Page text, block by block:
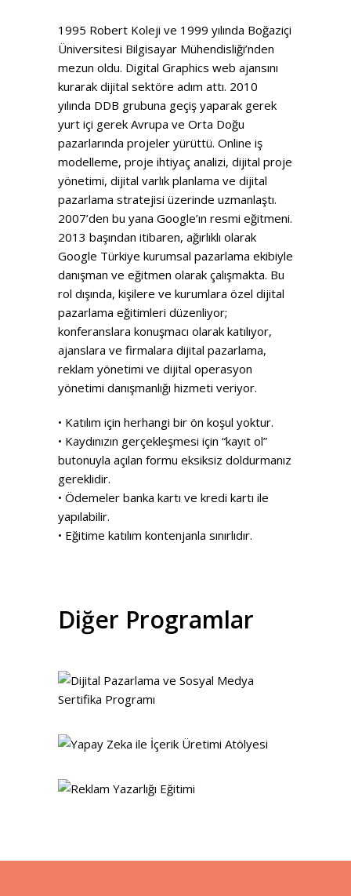
1995 Robert Koleji ve 1999 yılında Boğaziçi
Üniversitesi Bilgisayar Mühendisliği’nden
mezun oldu. Digital Graphics web ajansını
kurarak dijital sektöre adım attı. 2010
yılında DDB grubuna geçiş yaparak gerek
yurt içi gerek Avrupa ve Orta Doğu
pazarlarında projeler yürüttü. Online iş
modelleme, proje ihtiyaç analizi, dijital proje
yönetimi, dijital varlık planlama ve dijital
pazarlama stratejisi üzerinde uzmanlaştı.
2007’den bu yana Google’ın resmi eğitmeni.
2013 başından itibaren, ağırlıklı olarak
Google Türkiye kurumsal pazarlama ekibiyle
danışman ve eğitmen olarak çalışmakta. Bu
rol dışında, kişilere ve kurumlara özel dijital
pazarlama eğitimleri düzenliyor;
konferanslara konuşmacı olarak katılıyor,
ajanslara ve firmalara dijital pazarlama,
reklam yönetimi ve dijital operasyon
yönetimi danışmanlığı hizmeti veriyor.
• Katılım için herhangi bir ön koşul yoktur.
• Kaydınızın gerçekleşmesi için “kayıt ol”
butonuyla açılan formu eksiksiz doldurmanız
gereklidir.
• Ödemeler banka kartı ve kredi kartı ile
yapılabilir.
• Eğitime katılım kontenjanla sınırlıdır.
Diğer Programlar
detaylar